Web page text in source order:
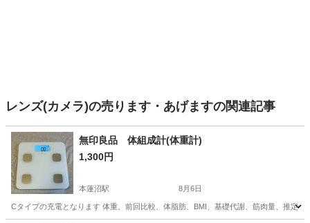
レンズ(カメラ)の売ります・あげますの関連記事
無印良品 体組成計(体重計)
1,300円
本蓮沼駅 8月6日
Cタイプの充電となります 体重、前回比較、体脂肪、BMI、基礎代謝、筋肉量、推定